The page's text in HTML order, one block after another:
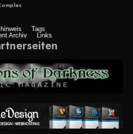
Tags
Archiv Links